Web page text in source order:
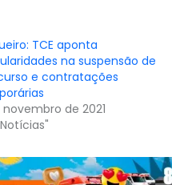
TCE aponta
na suspensão de
e contratações
novembro de 2021